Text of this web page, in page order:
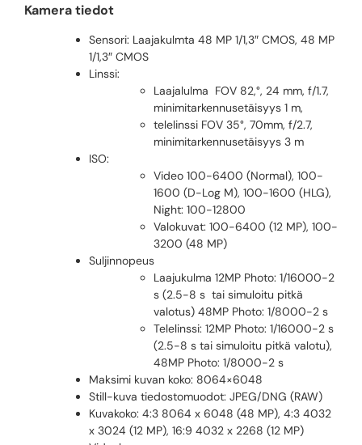
Kamera tiedot
Sensori: Laajakulmta 48 MP 1/1,3″ CMOS, 48 MP
1/1,3″ CMOS
Linssi:
Laajalulma FOV 82,°, 24 mm, f/1.7,
minimitarkennusetäisyys 1 m,
telelinssi FOV 35°, 70mm, f/2.7,
minimitarkennusetäisyys 3 m
ISO:
Video 100-6400 (Normal), 100-
1600 (D-Log M), 100-1600 (HLG),
Night: 100-12800
Valokuvat: 100-6400 (12 MP), 100-
3200 (48 MP)
Suljinnopeus
Laajukulma 12MP Photo: 1/16000-2
s (2.5-8 s tai simuloitu pitkä
valotus) 48MP Photo: 1/8000-2 s
Telelinssi: 12MP Photo: 1/16000-2 s
(2.5-8 s tai simuloitu pitkä valotu),
48MP Photo: 1/8000-2 s
Maksimi kuvan koko: 8064×6048
Still-kuva tiedostomuodot: JPEG/DNG (RAW)
Kuvakoko: 4:3 8064 x 6048 (48 MP), 4:3 4032
x 3024 (12 MP), 16:9 4032 x 2268 (12 MP)